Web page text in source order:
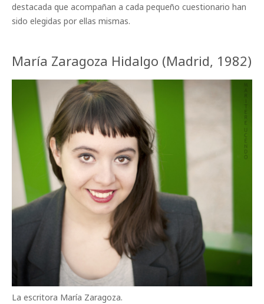
destacada que acompañan a cada pequeño cuestionario han
sido elegidas por ellas mismas.
María Zaragoza Hidalgo (Madrid, 1982)
La escritora María Zaragoza.